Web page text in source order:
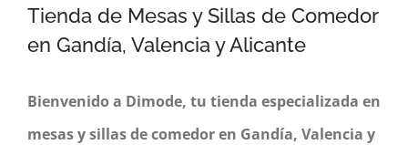
Tienda de Mesas y Sillas de Comedor
en Gandía, Valencia y Alicante
Bienvenido a Dimode, tu tienda especializada en
mesas y sillas de comedor en Gandía, Valencia y